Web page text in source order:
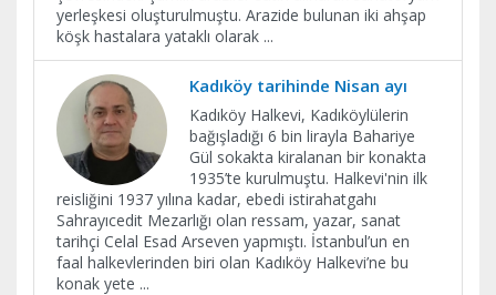
yerleşkesi oluşturulmuştu. Arazide bulunan iki ahşap
köşk hastalara yataklı olarak ...
Kadıköy tarihinde Nisan ayı
Kadıköy Halkevi, Kadıköylülerin
bağışladığı 6 bin lirayla Bahariye
Gül sokakta kiralanan bir konakta
1935’te kurulmuştu. Halkevi'nin ilk
reisliğini 1937 yılına kadar, ebedi istirahatgahı
Sahrayıcedit Mezarlığı olan ressam, yazar, sanat
tarihçi Celal Esad Arseven yapmıştı. İstanbul’un en
faal halkevlerinden biri olan Kadıköy Halkevi’ne bu
konak yete ...